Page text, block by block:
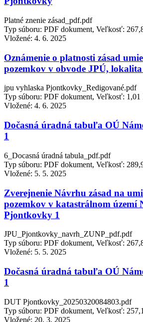
Platné znenie zásad_pdf.pdf
Typ súboru: PDF dokument, Veľkosť:
Vložené: 4. 6. 2025
Oznámenie o platnosti zásad
pozemkov v obvode JPÚ,
jpu vyhlaska Pjontkovky_Redigované.pdf
Typ súboru: PDF dokument, Veľkosť: 1,01
Vložené: 4. 6. 2025
Dočasná úradná tabuľa OÚ
1
6_Docasná úradná tabula_pdf.pdf
Typ súboru: PDF dokument, Veľkosť:
Vložené: 5. 5. 2025
Zverejnenie Návrhu zásad na
pozemkov v katastrálnom území
Pjontkovky 1
JPU_Pjontkovky_navrh_ZUNP_pdf.pdf
Typ súboru: PDF dokument, Veľkosť:
Vložené: 5. 5. 2025
Dočasná úradná tabuľa OÚ
1
DUT Pjontkovky_20250320084803.pdf
Typ súboru: PDF dokument, Veľkosť:
Vložené: 20. 3. 2025